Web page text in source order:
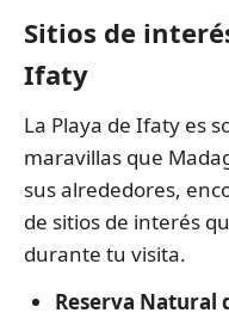
Sitios de
Ifaty
La Playa de Ifaty es
maravillas que
sus alrededores,
de sitios de interés
durante tu visita.
Reserva Natural